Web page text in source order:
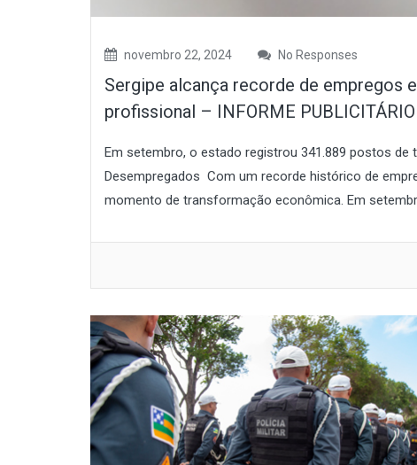
novembro 22, 2024 No Responses
Sergipe alcança recorde de empregos
profissional – INFORME PUBLICITÁRIO
Em setembro, o estado registrou 341.889 postos de
Desempregados Com um recorde histórico de
momento de transformação econômica. Em